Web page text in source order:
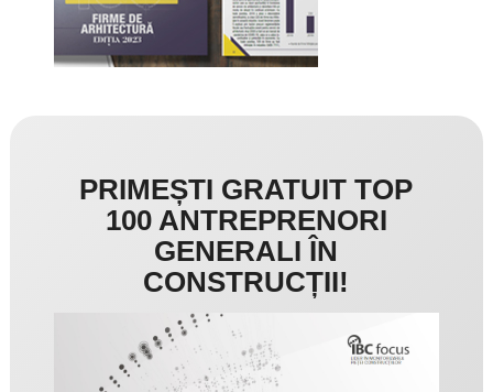
PRIMEȘTI GRATUIT TOP
100 ANTREPRENORI
GENERALI ÎN
CONSTRUCȚII!